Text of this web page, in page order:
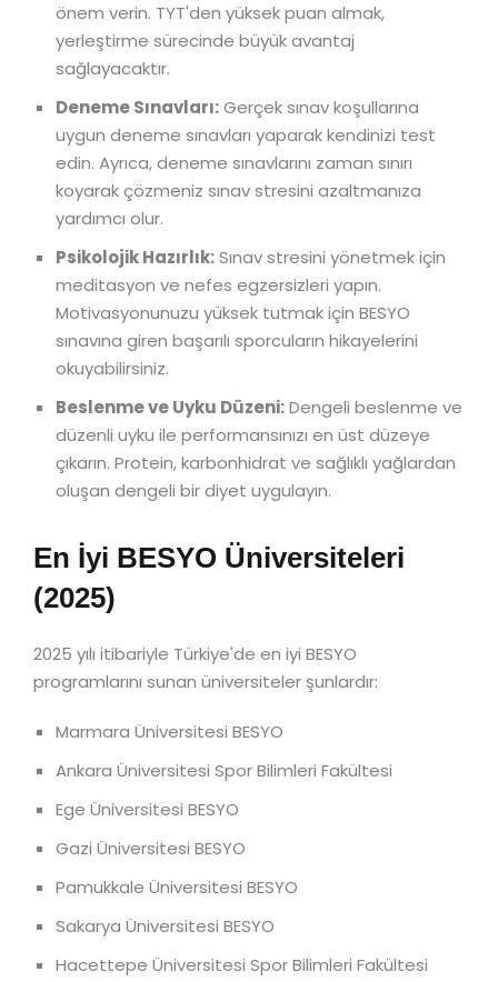
önem verin. TYT'den yüksek puan almak,
yerleştirme sürecinde büyük avantaj
sağlayacaktır.
Deneme Sınavları:Gerçek sınav koşullarına
uygun deneme sınavları yaparak kendinizi test
edin. Ayrıca, deneme sınavlarını zaman sınırı
koyarak çözmeniz sınav stresini azaltmanıza
yardımcı olur.
Psikolojik Hazırlık:Sınav stresini yönetmek için
meditasyon ve nefes egzersizleri yapın.
Motivasyonunuzu yüksek tutmak için BESYO
sınavına giren başarılı sporcuların hikayelerini
okuyabilirsiniz.
Beslenme ve Uyku Düzeni:Dengeli beslenme ve
düzenli uyku ile performansınızı en üst düzeye
çıkarın. Protein, karbonhidrat ve sağlıklı yağlardan
oluşan dengeli bir diyet uygulayın.
En İyi BESYO Üniversiteleri
(2025)
2025 yılı itibariyle Türkiye'de en iyi BESYO
programlarını sunan üniversiteler şunlardır:
Marmara Üniversitesi BESYO
Ankara Üniversitesi Spor Bilimleri Fakültesi
Ege Üniversitesi BESYO
Gazi Üniversitesi BESYO
Pamukkale Üniversitesi BESYO
Sakarya Üniversitesi BESYO
Hacettepe Üniversitesi Spor Bilimleri Fakültesi